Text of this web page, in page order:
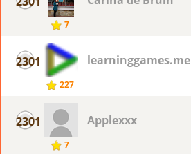
7
2301
227
learninggames.me
2301
7
Applexxx